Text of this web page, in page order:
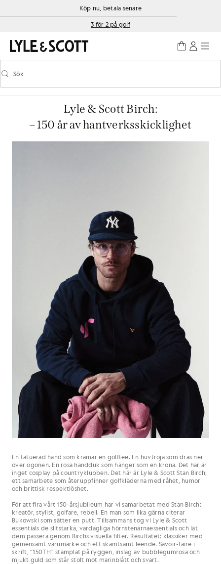
Gå direkt till huvudinnehållet
Information om tillgänglighetKöp nu, betala senare
3 för 2 på golf
Aktivera/inaktivera prediktiv sökning
Sök
Lyle & Scott Birch:
– 150 år av hantverksskicklighet
En tatuerad hand som kramar en golftee. En huvtröja som dras ner
över ögonen. En rosa handduk som hänger som en krona. Det här är
inget cosplay på countryklubben. Det här är Lyle & Scott Stan Birch;
ett samarbete som återuppfinner golfkläderna med råhet, humor
och brittisk respektlöshet.
För att fira vårt 150-årsjubileum har vi samarbetat med Stan Birch:
kreatör, stylist, golfare, rebell. En man som lika gärna citerar
Bukowski som sätter en putt. Tillsammans tog vi Lyle & Scott
essentials de slitstarka, vardagliga hörnstenarnaessentials och lät
dem passera genom Birchs visuella filter. Resultatet: klassiker med
gemensamt varumärke och ett skämtsamt leende. Savoir-faire i
skrift, ”150TH” stämplat på ryggen, inslag av bubblegumrosa och
mjukt guld som står stolt mot marinblått och svart.